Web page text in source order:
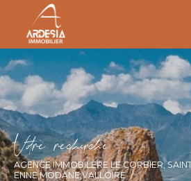
Vore recece
AGENCE IMMOBILÈRE LE CORBIER,
ENNE,MODANE,VALLOIRE